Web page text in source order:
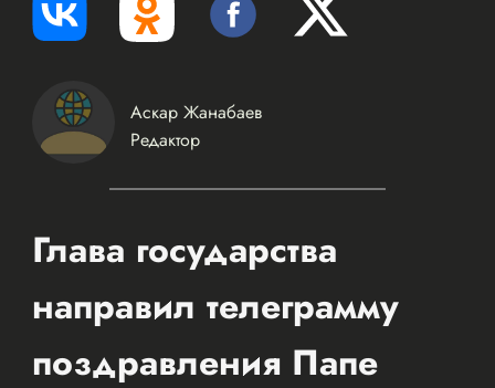
Аскар Жанабаев
Редактор
Глава государства
направил телеграмму
поздравления Папе